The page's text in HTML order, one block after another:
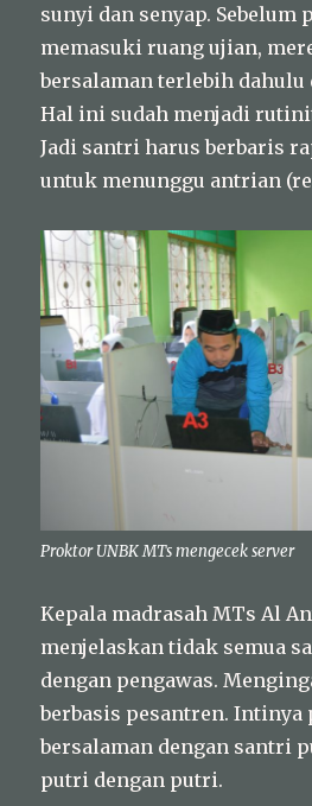
sunyi dan senyap. Sebelum
memasuki ruang ujian,
bersalaman terlebih dahulu
Hal ini sudah menjadi
Jadi santri harus berbaris
untuk menunggu antrian
Proktor UNBK MTs mengecek server
Kepala madrasah MTs Al
menjelaskan tidak semua
dengan pengawas.
berbasis pesantren. Intinya
bersalaman dengan santri
putri dengan putri.